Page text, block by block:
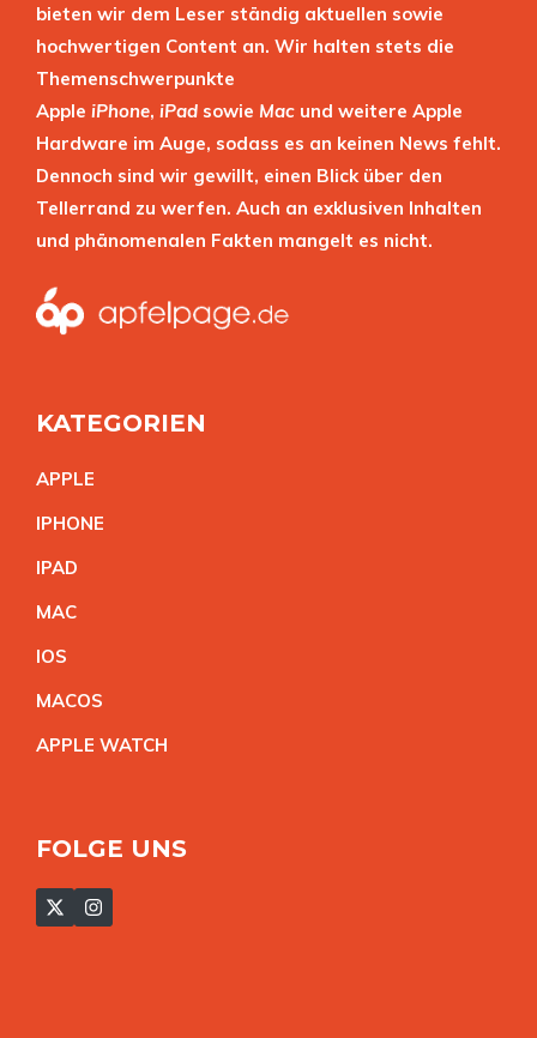
bieten wir dem Leser ständig aktuellen sowie
hochwertigen Content an. Wir halten stets die
Themenschwerpunkte
Apple iPhone, iPad sowie Mac und weitere Apple
Hardware im Auge, sodass es an keinen News fehlt.
Dennoch sind wir gewillt, einen Blick über den
Tellerrand zu werfen. Auch an exklusiven Inhalten
und phänomenalen Fakten mangelt es nicht.
KATEGORIEN
APPLE
IPHONE
IPAD
MAC
IOS
MACOS
APPLE WATCH
FOLGE UNS